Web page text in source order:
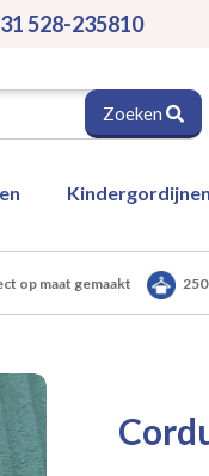
528-235810
Zoeken
Kindergordijnen
op maat gemaakt